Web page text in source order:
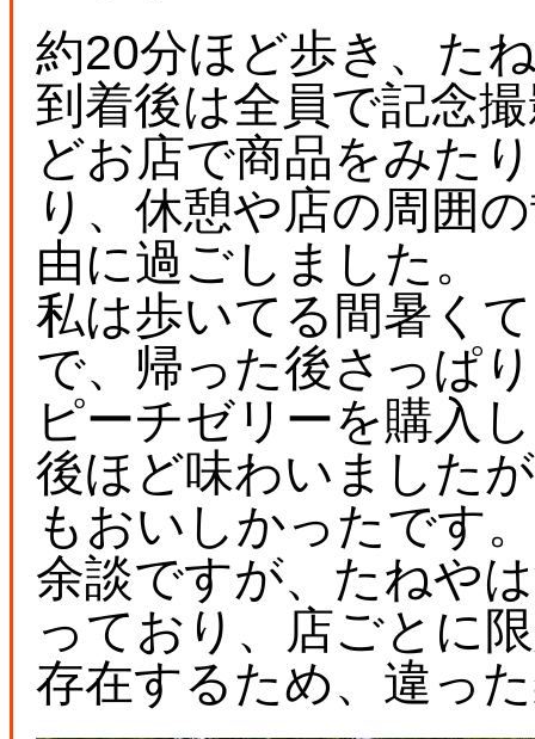
約20分ほど歩き、た
到着後は全員で記念
どお店で商品をみた
り、休憩や店の周囲
由に過ごしました。
私は歩いてる間暑く
で、帰った後さっぱ
ピーチゼリーを購入
後ほど味わいました
もおいしかったです
余談ですが、たねや
っており、店ごとに
存在するため、違っ